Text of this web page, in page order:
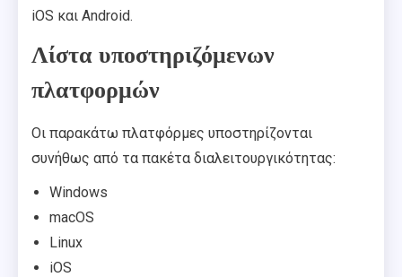
iOS και Android.
Λίστα υποστηριζόμενων
πλατφορμών
Οι παρακάτω πλατφόρμες υποστηρίζονται
συνήθως από τα πακέτα διαλειτουργικότητας:
Windows
macOS
Linux
iOS